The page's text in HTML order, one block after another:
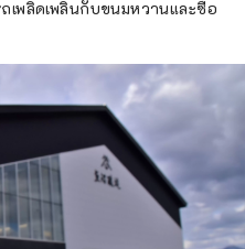
พลิดเพลินกับขนมหวานและซื้อ